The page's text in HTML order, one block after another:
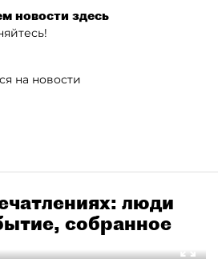
новости здесь
на новости
люди
собранное